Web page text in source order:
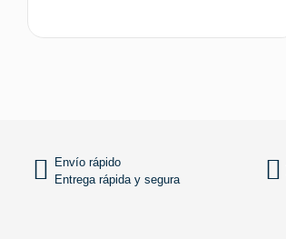
Envío rápido
Entrega rápida y segura